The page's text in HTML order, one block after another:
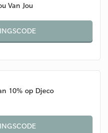
Van Jou
10% op Djeco